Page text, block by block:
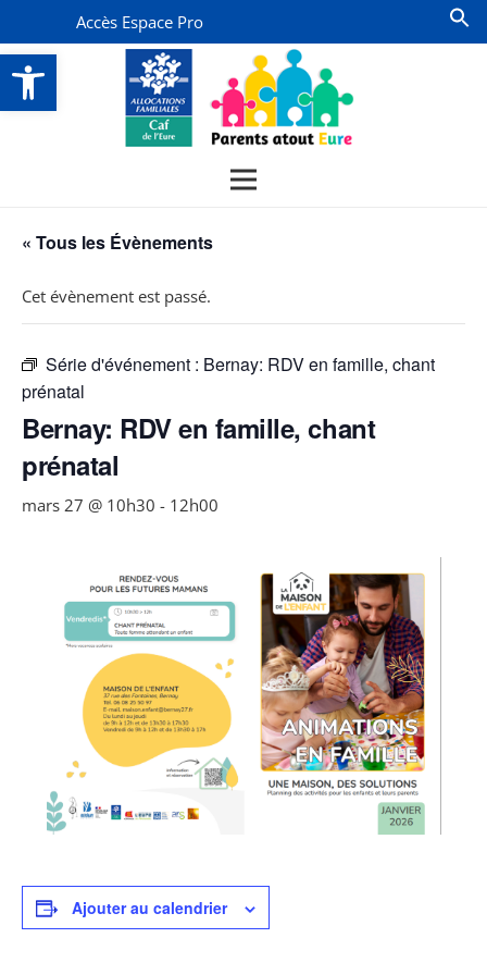
Ouvrir la barre d’outils
Accès Espace Pro
« Tous les Évènements
Cet évènement est passé.
Série d'événement : Bernay: RDV en famille, chant
prénatal
Bernay: RDV en famille, chant
prénatal
mars 27 @ 10h30 - 12h00
Ajouter au calendrier